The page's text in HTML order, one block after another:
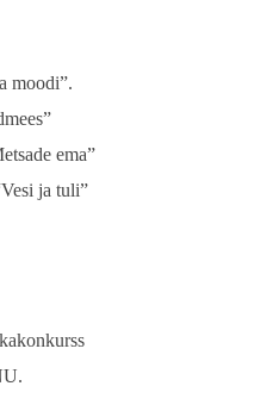
moodi”.
ema”
ja tuli”